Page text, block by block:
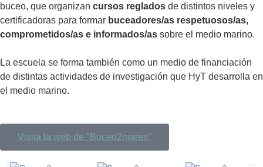
buceo, que organizan cursos reglados de distintos niveles y
certificadoras para formar buceadores/as respetuosos/as,
comprometidos/as e informados/as sobre el medio marino.
La escuela se forma también como un medio de financiación
de distintas actividades de investigación que HyT desarrolla en
el medio marino.
Visita la web de "Buceo2mares"